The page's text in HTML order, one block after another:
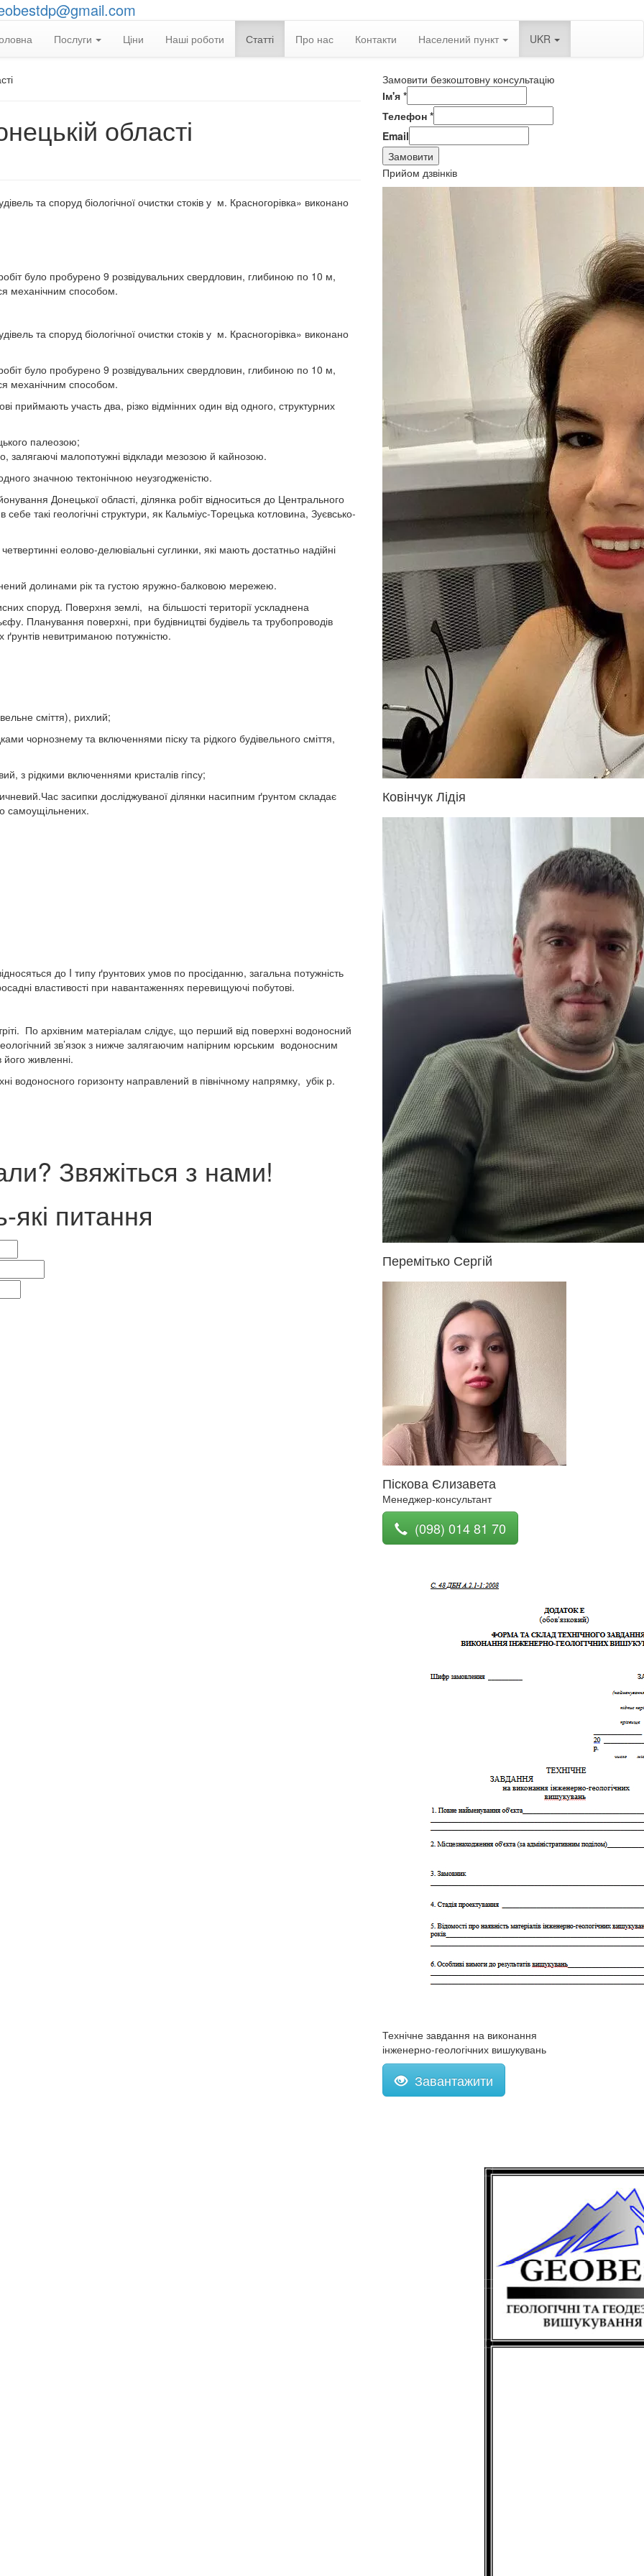
Послуги Ціни Наші роботи Статті Про нас Контакти Населений пункт UKR
області
та споруд біологічної очистки стоків у м. Красногорівка» виконано
було пробурено 9 розвідувальних свердловин, глибиною по 10 м,
механічним способом.
та споруд біологічної очистки стоків у м. Красногорівка» виконано
було пробурено 9 розвідувальних свердловин, глибиною по 10 м,
механічним способом.
приймають участь два, різко відмінних один від одного, структурних
палеозою;
залягаючі малопотужні відклади мезозою й кайнозою.
значною тектонічною неузгодженістю.
Донецької області, ділянка робіт відноситься до Центрального
такі геологічні структури, як Кальміус-Торецька котловина, Зуєвсько-
еолово-делювіальні суглинки, які мають достатньо надійні
долинами рік та густою яружно-балковою мережею.
споруд. Поверхня землі, на більшості території ускладнена
Планування поверхні, при будівництві будівель та трубопроводів
невитриманою потужністю.
сміття), рихлий;
чорнознему та включеннями піску та рідкого будівельного сміття,
з рідкими включеннями кристалів гіпсу;
засипки досліджуваної ділянки насипним ґрунтом складає
самоущільнених.
до I типу ґрунтових умов по просіданню, загальна потужність
властивості при навантаженнях перевищуючі побутові.
По архівним матеріалам слідує, що перший від поверхні водоносний
зв’язок з нижче залягаючим напірним юрським водоносним
його живленні.
водоносного горизонту направлений в північному напрямку, убік р.
Звяжіться з нами!
питання
Замовити безкоштовну консультацію
Ім'я *
Телефон *
Email
Замовити
Прийом дзвінків
Ковінчук Лідія
Перемітько Сергій
Піскова Єлизавета
Менеджер-консультант
(098) 014 81 70
Технічне завдання на виконання
інженерно-геологічних вишукувань
Завантажити